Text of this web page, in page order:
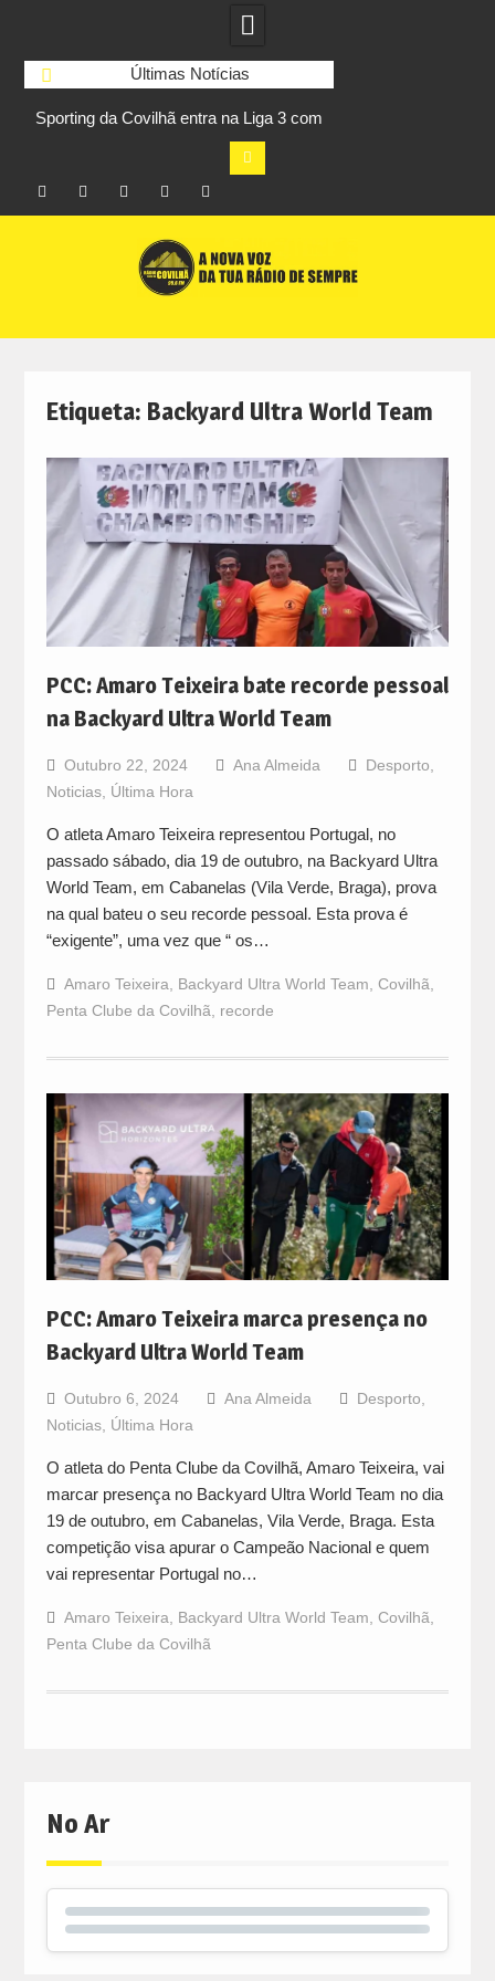
Últimas Notícias
Sporting da Covilhã entra na Liga 3 com
vitória por 2-0 frente ao UD Santarém
RCC
Ar
Etiqueta: Backyard Ultra World Team
PCC: Amaro Teixeira bate recorde pessoal
na Backyard Ultra World Team
Outubro 22, 2024 Ana Almeida Desporto
Noticias, Última Hora
O atleta Amaro Teixeira representou Portugal, no
passado sábado, dia 19 de outubro, na Backyard Ultra
World Team, em Cabanelas (Vila Verde, Braga), prova
na qual bateu o seu recorde pessoal. Esta prova é
“exigente”, uma vez que “ os…
Amaro Teixeira Backyard Ultra World Team Covilhã
Penta Clube da Covilhã
recorde
PCC: Amaro Teixeira marca presença no
Backyard Ultra World Team
Outubro 6, 2024 Ana Almeida Desporto,
Noticias, Última Hora
O atleta do Penta Clube da Covilhã, Amaro Teixeira, vai
marcar presença no Backyard Ultra World Team no dia
19 de outubro, em Cabanelas, Vila Verde, Braga. Esta
competição visa apurar o Campeão Nacional e quem
vai representar Portugal no…
Amaro Teixeira, Backyard Ultra World Team, Covilhã,
Penta Clube da Covilhã
No Ar